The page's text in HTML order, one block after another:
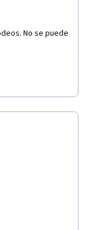
No se puede